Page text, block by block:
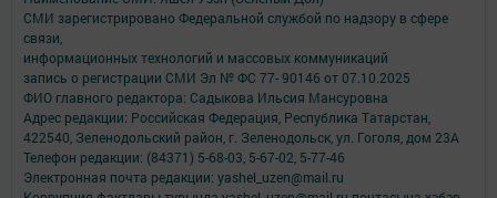
СМИ зарегистрировано Федеральной службой по надзору в сфере
связи,
информационных технологий и массовых коммуникаций
запись о регистрации СМИ Эл № ФС 77- 90146 от 07.10.2025
ФИО главного редактора: Садыкова Ильсия Мансуровна
Адрес редакции: Российская Федерация, Республика Татарстан,
422540, Зеленодольский район, г. Зеленодольск, ул. Гоголя, дом 23А
Телефон редакции: (84371) 5-68-03, 5-67-02, 5-77-46
Электронная почта редакции: yashel_uzen@mail.ru